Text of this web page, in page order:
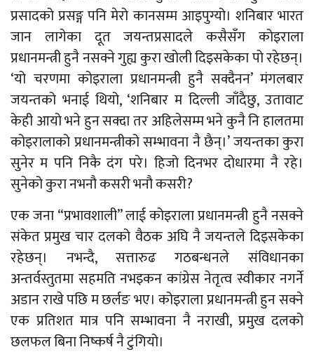
प्रसादको प्रसङ्ग पनि मेरो कानसम्म आइपुग्यो। शनिबार भारत
जान लागेका दूत जयन्तप्रसादले कसैसँग कोइराला
प्रधानमन्त्री हुनै नसक्ने गुह्य कुरा खोली दिइसकेका पो रहेछन्।
‘यो चरणमा कोइराला प्रधानमन्त्री हुनै सक्दैनन’ मंगलबार
जयन्तको भनाई थियो, ‘शनिबार म दिल्ली जाँदैछु, उतावाट
केही आयो भने हुन सक्दा तर अहिलेसम्म भने कुनै नि हालतमा
कोइरालाको प्रधानमन्त्रीको सम्भावना नै छैन्।’ जयन्तका कुरा
सुनेर म पनि निकै दंग परे। हिजो दिनभर दोधारमा नै रहे।
सुनेको कुरा नभनौ कसरी भनौ कसरी?
एक जना “प्रभावशाली” लाई कोइराला प्रधानमन्त्री हुनै नसक्ने
संकेत प्रमुख चार दलको वैठक अघि नै जयन्तले दिइसकेका
रहेछन्। नभन्दै, सत्तारुढ गठबन्धनले संविधानका
अन्तर्वस्तुतमा सहमति नभइकन कांग्रेस नेतृत्व स्वीकार नगर्ने
अडान राखे पछि म छर्लङ भए। कोइराला प्रधानमन्त्री हुन सक्ने
एक प्रतिशत मात्र पनि सम्भावना नै नराखी, प्रमुख दलको
छलफल बिना निष्कर्ष नै टुंगियो।